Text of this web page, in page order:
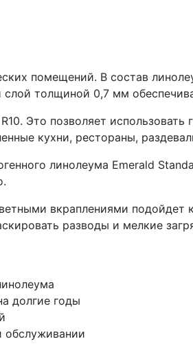
помещений. В состав
толщиной 0,7 мм
Это позволяет
кухни, рестораны,
линолеума Emerald
вкраплениями подойдет
разводы и мелкие
долгие годы
обслуживании